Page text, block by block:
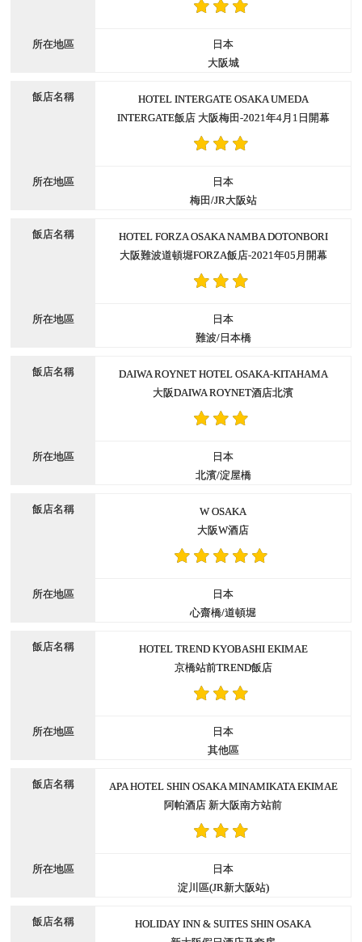
日本
大阪城
HOTEL INTERGATE OSAKA UMEDA
INTERGATE飯店 大阪梅田-2021年4月1日開幕
日本
梅田/JR大阪站
HOTEL FORZA OSAKA NAMBA DOTONBORI
大阪難波道頓堀FORZA飯店-2021年05月開幕
日本
難波/日本橋
DAIWA ROYNET HOTEL OSAKA-KITAHAMA
大阪DAIWA ROYNET酒店北濱
日本
北濱/淀屋橋
W OSAKA
大阪W酒店
日本
心齋橋/道頓堀
HOTEL TREND KYOBASHI EKIMAE
京橋站前TREND飯店
日本
其他區
APA HOTEL SHIN OSAKA MINAMIKATA EKIMAE
阿帕酒店 新大阪南方站前
日本
淀川區(JR新大阪站)
HOLIDAY INN & SUITES SHIN OSAKA